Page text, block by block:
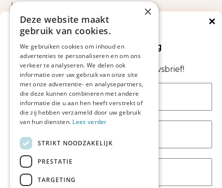
Leveringsinformatie
Retourbeleid
Informatie
Veelgestelde vragen
Duurzaam ondernemen
Contact informatie
Etienne de Pinedaweg 34
3711 CH, Austerlitz
Nederland
info@fotoprintxl.nl
0343 78 58 00
KVK: 81960263
Direct €5 korting
Op je volgende bestelling
Abonneer je nu op onze nieuwsbrief!
×
Deze website maakt
gebruik van cookies.
We gebruiken cookies om inhoud en
advertenties te personaliseren en om ons
verkeer te analyseren. We delen ook
informatie over uw gebruik van onze site
met onze advertentie- en analysepartners,
die deze kunnen combineren met andere
informatie die u aan hen heeft verstrekt of
die zij hebben verzameld door uw gebruik
van hun diensten. Lees verder
STRIKT NOODZAKELIJK
PRESTATIE
TARGETING